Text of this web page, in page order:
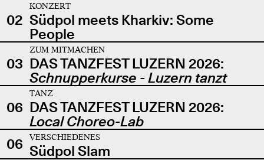
02
KONZERT
Südpol meets Kharkiv: Some
People
03
ZUM MITMACHEN
DAS TANZFEST LUZERN 2026:
Schnupperkurse - Luzern tanzt
06
TANZ
DAS TANZFEST LUZERN 2026:
Local Choreo-Lab
06
VERSCHIEDENES
Südpol Slam